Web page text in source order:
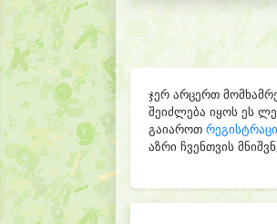
ჯერ არცერთ
შეიძლება იყოს ეს
გაიაროთ
აზრი ჩვენთვის